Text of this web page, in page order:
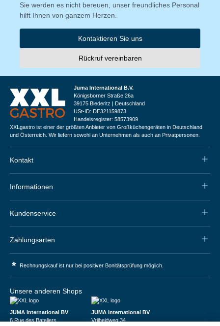
Sie werden es nicht bereuen, unser freundliches Personal
hilft Ihnen von ganzem Herzen.
Kontaktieren Sie uns
Rückruf vereinbaren
Juma International B.V.
Königsborner Straße 26a
39175 Biederitz | Deutschland
USt-ID: DE321159873
Handelsregister: 58573909
XXLgastro ist einer der größten Anbieter von Großküchengeräten in Deutschland
und Österreich. Wir liefern sowohl an Unternehmen als auch an Privatpersonen.
Kontakt
Informationen
Kundenservice
Zahlungsarten
* Rechnungskauf ist nur bei positiver Bonitätsprüfung möglich.
Unsere anderen Shops
JUMA International BV
6 Rue des Bateliers
JUMA International BV
Vrijheidweg 34